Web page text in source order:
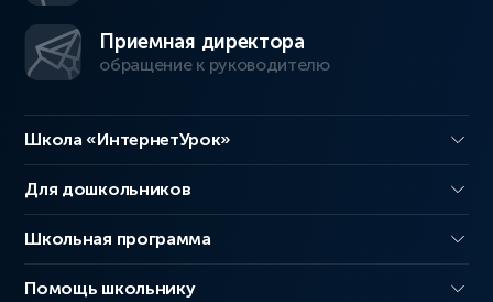
Приемная директора
обращение к руководителю
Школа «ИнтернетУрок»
Для дошкольников
Школьная программа
Помощь школьнику